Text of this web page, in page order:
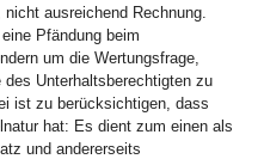
ausreichend Rechnung.
Pfändung beim
um die Wertungsfrage,
Unterhaltsberechtigten zu
ist zu berücksichtigen, dass
hat: Es dient zum einen als
und andererseits